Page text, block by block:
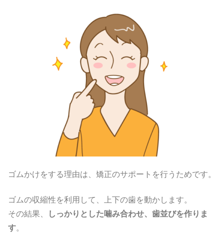
ゴムかけをする理由は、矯正のサポートを行うためです。
ゴムの収縮性を利用して、上下の歯を動かします。
その結果、
しっかりとした噛み合わせ、歯並びを作りま
す。